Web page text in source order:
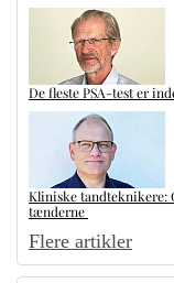
De fleste PSA-test er
Kliniske tandteknikere:
tænderne
Flere artikler